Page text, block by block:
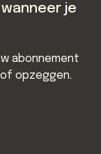
je
abonnement
opzeggen.